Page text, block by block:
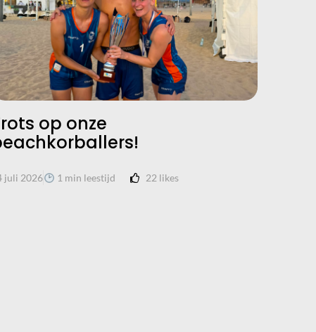
op onze
juli 2026 1 min leestijd 22 likes